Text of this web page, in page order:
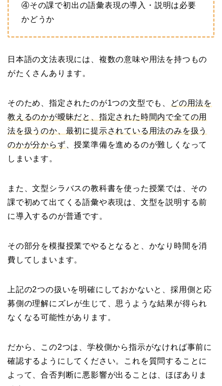
④その課で初出の語彙表現の導入・説明は必要
かどうか
日本語の文法表現には、複数の意味や用法を持つもの
がたくさんあります。
そのため、指定されたのが1つの文型でも、
どの用法を
教えるのかが曖昧だと、指定された時間内で全ての用
法を扱うのか、最初に提示されている用法のみを扱う
のかが分からず 、授業準備を進めるのが難しくなって
しまいます。
また、文型シラバスの教科書を使った授業では、その
課で初めて出てくる語彙や表現は、文型を説明する前
に導入するのが普通です。
その部分を模擬授業でやるとなると、かなり時間を消
費してしまいます。
上記の2つの扱いを明確にしておかないと、採用側と応
募側の理解にズレが生じて、思うような結果が得られ
なくなる可能性があります。
だから、この2つは、学校側から指示がなければ事前に
確認するようにしてください。これを質問することに
よって、合否判断に悪影響が出ることは、ほぼありま